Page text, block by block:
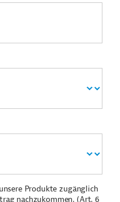
Produkte zugänglich
nachzukommen. (Art. 6